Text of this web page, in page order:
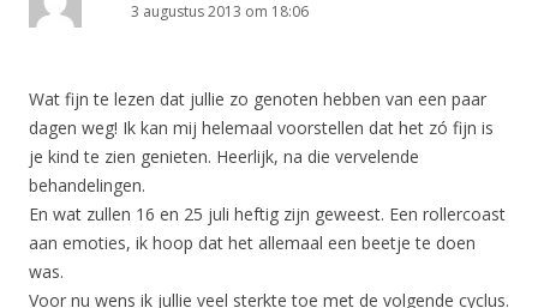
3 augustus 2013 om 18:06
Wat fijn te lezen dat jullie zo genoten hebben van een paar
dagen weg! Ik kan mij helemaal voorstellen dat het zó fijn is
je kind te zien genieten. Heerlijk, na die vervelende
behandelingen.
En wat zullen 16 en 25 juli heftig zijn geweest. Een rollercoast
aan emoties, ik hoop dat het allemaal een beetje te doen
was.
Voor nu wens ik jullie veel sterkte toe met de volgende cyclus.